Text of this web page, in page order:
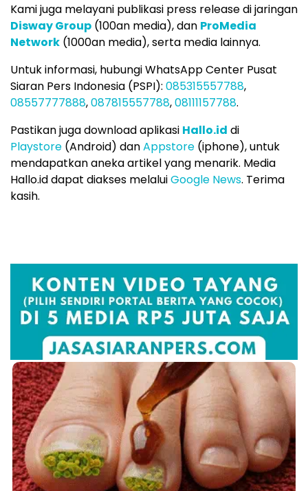
Kami juga melayani publikasi press release di jaringan
Disway Group (100an media), dan ProMedia
Network (1000an media), serta media lainnya.
Untuk informasi, hubungi WhatsApp Center Pusat
Siaran Pers Indonesia (PSPI): 085315557788,
08557777888,087815557788,08111157788.
Pastikan juga download aplikasi Hallo.id di
Playstore (Android) danAppstore (iphone), untuk
mendapatkan aneka artikel yang menarik. Media
Hallo.id dapat diakses melaluiGoogle News. Terima
kasih.